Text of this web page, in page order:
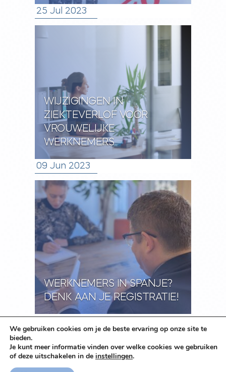
25 Jul 2023
WIJZIGINGEN IN
ZIEKTEVERLOF VOOR
VROUWELIJKE
WERKNEMERS
09 Jun 2023
WERKNEMERS IN SPANJE?
DENK AAN JE REGISTRATIE!
We gebruiken cookies om je de beste ervaring op onze site te
bieden.
Je kunt meer informatie vinden over welke cookies we gebruiken
of deze uitschakelen in de instellingen.